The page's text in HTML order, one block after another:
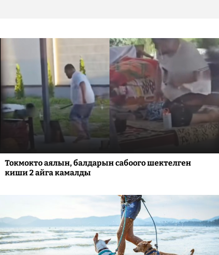
Токмокто аялын, балдарын сабоого шектелген
киши 2 айга камалды